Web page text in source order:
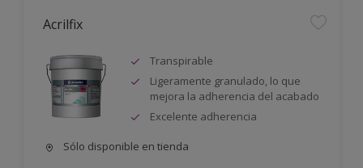
Acrilfix
Transpirable
Ligeramente granulado, lo que
mejora la adherencia del acabado
Excelente adherencia
Sólo disponible en tienda